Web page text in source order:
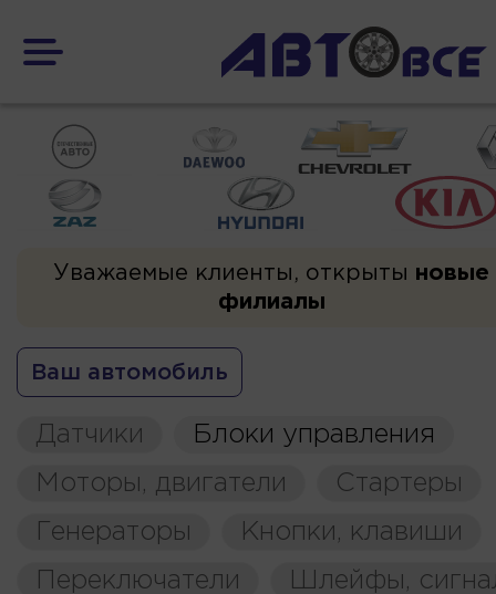
Уважаемые клиенты, открыты новые
филиалы
Ваш автомобиль
Датчики
Блоки управления
Моторы, двигатели
Стартеры
Генераторы
Кнопки, клавиши
Переключатели
Шлейфы,